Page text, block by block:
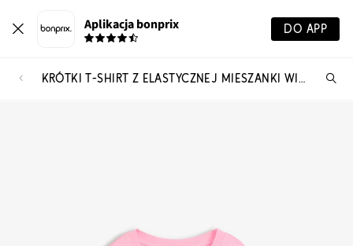
Aplikacja bonprix DO APP
KRÓTKI T-SHIRT Z ELASTYCZNEJ MIESZANKI WISKOZY